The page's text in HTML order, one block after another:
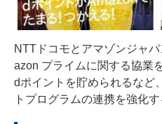
NTTドコモとアマゾンジャ
azon プライムに関する協業
dポイントを貯められるなど
トプログラムの連携を強化す